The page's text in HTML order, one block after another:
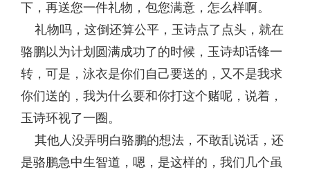
下，再送您一件礼物，包您满意，怎么样啊。
礼物吗，这倒还算公平，玉诗点了点头，就在
骆鹏以为计划圆满成功了的时候，玉诗却话锋一
转，可是，泳衣是你们自己要送的，又不是我求
你们送的，我为什么要和你打这个赌呢，说着，
玉诗环视了一圈。
其他人没弄明白骆鹏的想法，不敢乱说话，还
是骆鹏急中生智道，嗯，是这样的，我们几个虽